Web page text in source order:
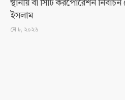
স্থানীয় বা সিটি করপোরেশন
ইসলাম
মে ৮, ২০২৬